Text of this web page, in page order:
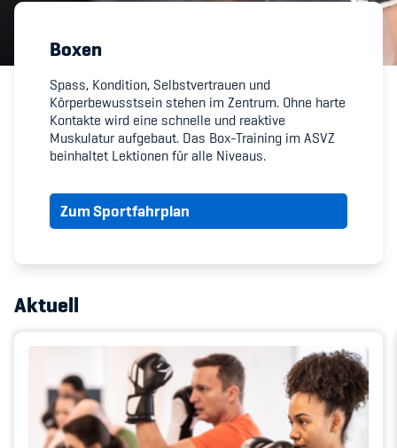
Member's Manual / FAQ
Fairplay
Teilnahmeberechtigung
Academy
Blog
Diversität & Inklusion
Infomails
Kinderbetreuung
Boxen
Spass, Kondition, Selbstvertrauen und
Körperbewusstsein stehen im Zentrum. Ohne harte
Kontakte wird eine schnelle und reaktive
Muskulatur aufgebaut. Das Box-Training im ASVZ
beinhaltet Lektionen für alle Niveaus.
Zum Sportfahrplan
Aktuell